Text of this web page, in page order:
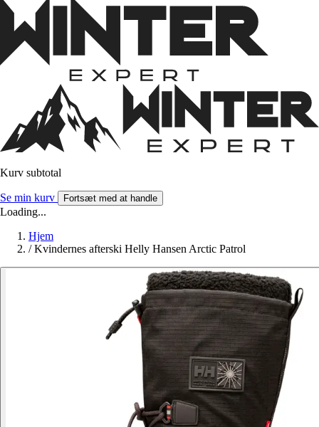
Kurv subtotal
Se min kurv Fortsæt med at handle
Loading...
Hjem
/ Kvindernes afterski Helly Hansen Arctic Patrol